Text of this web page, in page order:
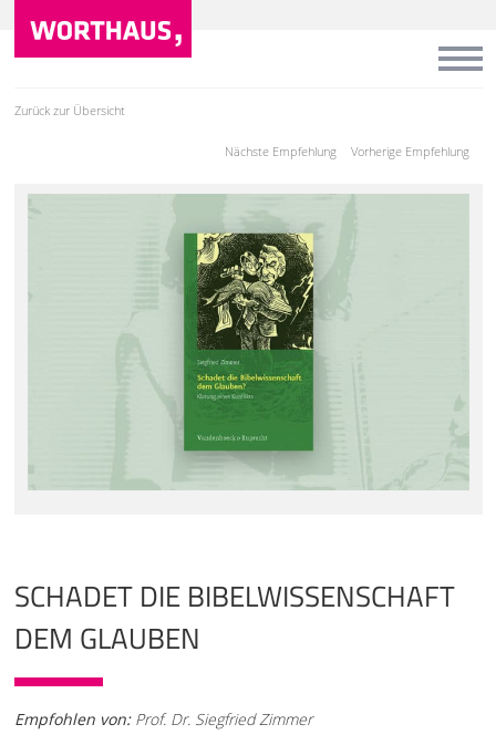
Zurück zur Übersicht
Vorherige Empfehlung
Nächste Empfehlung
SCHADET DIE BIBELWISSENSCHAFT
DEM GLAUBEN
Empfohlen von: Prof. Dr. Siegfried Zimmer